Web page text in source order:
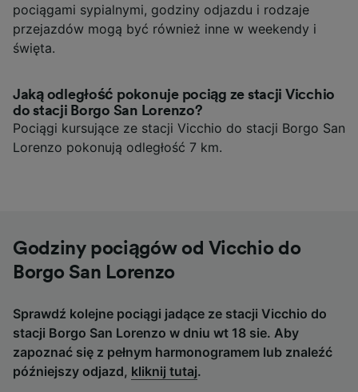
pociągami sypialnymi, godziny odjazdu i rodzaje
przejazdów mogą być również inne w weekendy i
święta.
Jaką odległość pokonuje pociąg ze stacji Vicchio
do stacji Borgo San Lorenzo?
Pociągi kursujące ze stacji Vicchio do stacji Borgo San
Lorenzo pokonują odległość 7 km.
Godziny pociągów od Vicchio do
Borgo San Lorenzo
Sprawdź kolejne pociągi jadące ze stacji Vicchio do
stacji Borgo San Lorenzo w dniu wt 18 sie. Aby
zapoznać się z pełnym harmonogramem lub znaleźć
późniejszy odjazd, kliknij tutaj.